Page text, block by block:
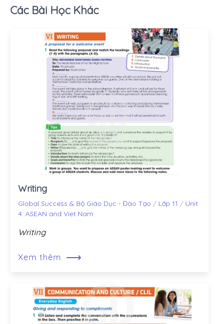
Các Bài Học Khác
Writing
Global Success & Bộ Giáo Dục - Đào Tạo / Lớp 11 / Unit
4: ASEAN and Viet Nam
Writing
Xem thêm ⟶